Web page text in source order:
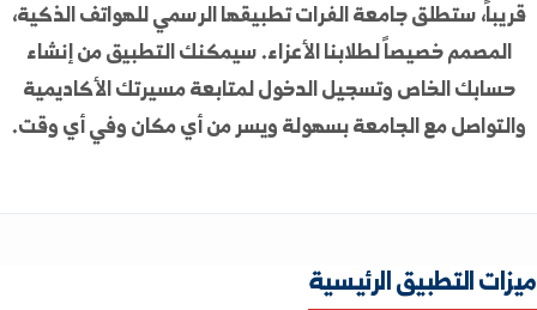
ستطلق جامعة الفرات تطبيقها الرسمي للهواتف الذكية،
خصيصاً لطلابنا الأعزاء. سيمكنك التطبيق من إنشاء